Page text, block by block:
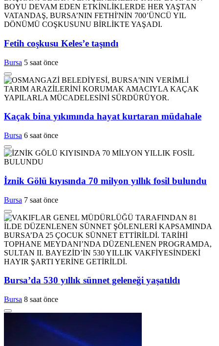
Fetih coşkusu Keles’e taşındı
Bursa 5 saat önce
Kaçak bina yıkımında hayat kurtaran müdahale
Bursa 6 saat önce
İznik Gölü kıyısında 70 milyon yıllık fosil bulundu
Bursa 7 saat önce
Bursa’da 530 yıllık sünnet geleneği yaşatıldı
Bursa 8 saat önce